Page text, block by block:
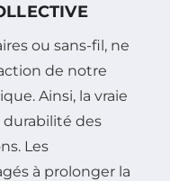
ou sans-fil, ne
de notre
Ainsi, la vraie
durabilité des
Les
à prolonger la